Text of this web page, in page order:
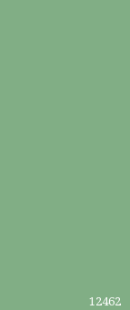
12462